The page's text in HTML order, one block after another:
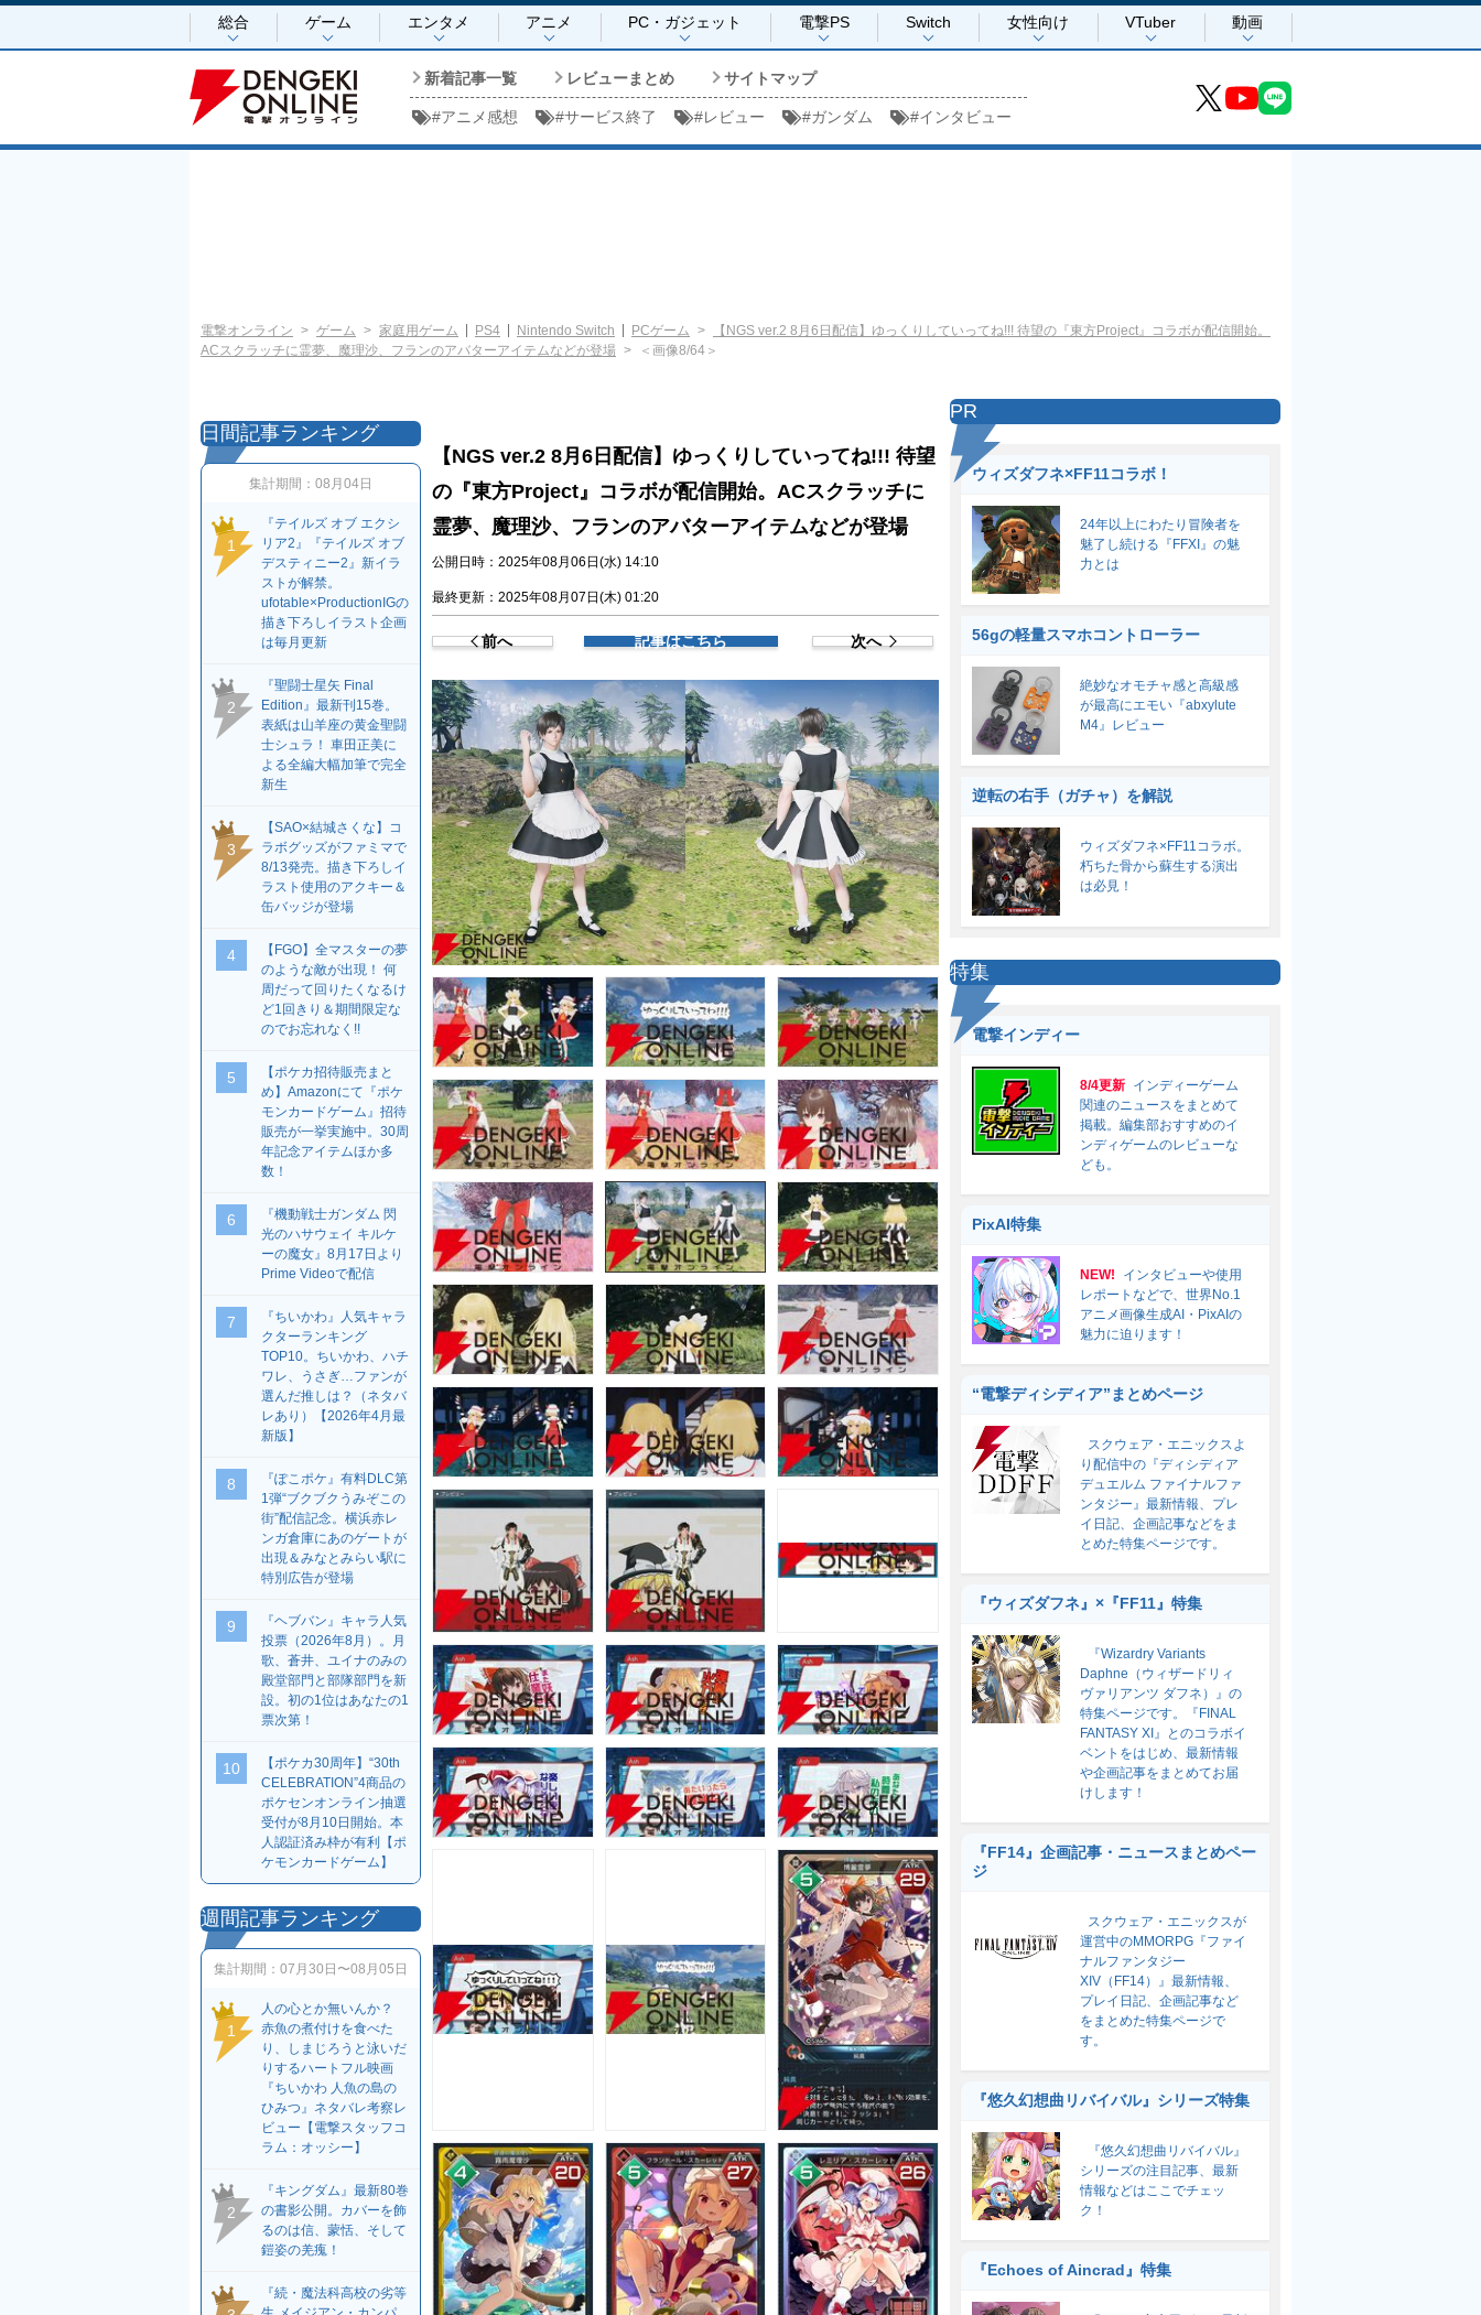
総合 ゲーム エンタメ アニメ PC・ガジェット 電撃PS Switch 女性向け VTuber 動画
新着記事一覧 レビューまとめ サイトマップ
#アニメ感想 #サービス終了 #レビュー #ガンダム #インタビュー
電撃オンライン ゲーム 家庭用ゲーム PS4 Nintendo Switch PCゲーム
【NGS ver.2 8月6日配信】ゆっくりしていってね!!! 待望の『東方Project』コラボが配信開始。
ACスクラッチに霊夢、魔理沙、フランのアバターアイテムなどが登場
＜画像8/64＞
【NGS ver.2 8月6日配信】ゆっくりしていってね!!! 待望
の『東方Project』コラボが配信開始。ACスクラッチに
霊夢、魔理沙、フランのアバターアイテムなどが登場
公開日時：2025年08月06日(水) 14:10
最終更新：2025年08月07日(木) 01:20
前へ 記事はこちら 次へ
日間記事ランキング
集計期間： 08月04日
1
『テイルズ オブ エクシ
リア2』『テイルズ オブ
デスティニー2』新イラ
ストが解禁。
ufotable×ProductionIGの
描き下ろしイラスト企画
は毎月更新
2
『聖闘士星矢 Final
Edition』最新刊15巻。
表紙は山羊座の黄金聖闘
士シュラ！ 車田正美に
よる全編大幅加筆で完全
新生
3
【SAO×結城さくな】コ
ラボグッズがファミマで
8/13発売。描き下ろしイ
ラスト使用のアクキー＆
缶バッジが登場
4
【FGO】全マスターの夢
のような敵が出現！ 何
周だって回りたくなるけ
ど1回きり＆期間限定な
のでお忘れなく!!
5
【ポケカ招待販売まと
め】Amazonにて『ポケ
モンカードゲーム』招待
販売が一挙実施中。30周
年記念アイテムほか多
数！
6
『機動戦士ガンダム 閃
光のハサウェイ キルケ
ーの魔女』8月17日より
Prime Videoで配信
7
『ちいかわ』人気キャラ
クターランキング
TOP10。ちいかわ、ハチ
ワレ、うさぎ…ファンが
選んだ推しは？（ネタバ
レあり）【2026年4月最
新版】
8
『ぽこポケ』有料DLC第
1弾“ブクブクうみぞこの
街”配信記念。横浜赤レ
ンガ倉庫にあのゲートが
出現＆みなとみらい駅に
特別広告が登場
9
『ヘブバン』キャラ人気
投票（2026年8月）。月
歌、蒼井、ユイナのみの
殿堂部門と部隊部門を新
設。初の1位はあなたの1
票次第！
10
【ポケカ30周年】“30th
CELEBRATION”4商品の
ポケセンオンライン抽選
受付が8月10日開始。本
人認証済み枠が有利【ポ
ケモンカードゲーム】
週間記事ランキング
集計期間： 07月30日〜08月05日
1
人の心とか無いんか？
赤魚の煮付けを食べた
り、しまじろうと泳いだ
りするハートフル映画
『ちいかわ 人魚の島の
ひみつ』ネタバレ考察レ
ビュー【電撃スタッフコ
ラム：オッシー】
2
『キングダム』最新80巻
の書影公開。カバーを飾
るのは信、蒙恬、そして
鎧姿の羌瘣！
『続・魔法科高校の劣等
PR
ウィズダフネ×FF11コラボ！
24年以上にわたり冒険者を
魅了し続ける『FFXI』の魅
力とは
56gの軽量スマホコントローラー
絶妙なオモチャ感と高級感
が最高にエモい『abxylute
M4』レビュー
逆転の右手（ガチャ）を解説
ウィズダフネ×FF11コラボ。
朽ちた骨から蘇生する演出
は必見！
特集
電撃インディー
8/4更新 インディーゲーム
関連のニュースをまとめて
掲載。編集部おすすめのイ
ンディゲームのレビューな
ども。
PixAI特集
NEW!
インタビューや使用
レポートなどで、世界No.1
アニメ画像生成AI・PixAIの
魅力に迫ります！
“電撃ディシディア”まとめページ
スクウェア・エニックスよ
り配信中の『ディシディア
デュエルム ファイナルファ
ンタジー』最新情報、プレ
イ日記、企画記事などをま
とめた特集ページです。
『ウィズダフネ』×『FF11』特集
『Wizardry Variants
Daphne（ウィザードリィ
ヴァリアンツ ダフネ）』の
特集ページです。『FINAL
FANTASY XI』とのコラボイ
ベントをはじめ、最新情報
や企画記事をまとめてお届
けします！
『FF14』企画記事・ニュースまとめペー
ジ
スクウェア・エニックスが
運営中のMMORPG『ファイ
ナルファンタジー
XIV（FF14）』最新情報、
プレイ日記、企画記事など
をまとめた特集ページで
す。
『悠久幻想曲リバイバル』シリーズ特集
『悠久幻想曲リバイバル』
シリーズの注目記事、最新
情報などはここでチェッ
ク！
『Echoes of Aincrad』特集